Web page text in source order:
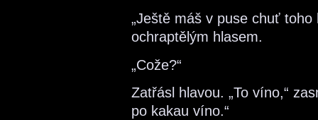
„Ještě máš v puse chuť toho
ochraptělým hlasem.
„Cože?“
Zatřásl hlavou. „To víno,“
po kakau víno.“